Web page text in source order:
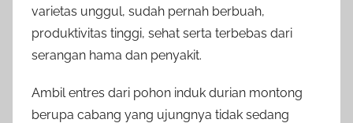
varietas unggul, sudah pernah berbuah,
produktivitas tinggi, sehat serta terbebas dari
serangan hama dan penyakit.
Ambil entres dari pohon induk durian montong
berupa cabang yang ujungnya tidak sedang